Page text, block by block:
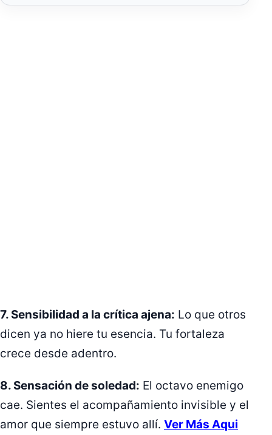
7. Sensibilidad a la crítica ajena: Lo que otros
dicen ya no hiere tu esencia. Tu fortaleza
crece desde adentro.
8. Sensación de soledad: El octavo enemigo
cae. Sientes el acompañamiento invisible y el
amor que siempre estuvo allí. Ver Más Aqui